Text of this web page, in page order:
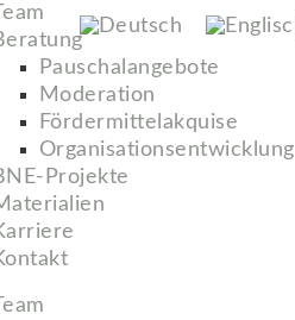
Pauschalangebote
Moderation
Fördermittelakquise
Organisationsentwicklung
Projekte